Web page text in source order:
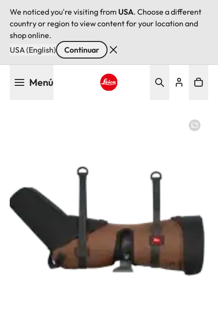
We noticed you're visiting from USA. Choose a different
country or region to view content for your location and
shop online.
USA (English)
Continuar
Menú